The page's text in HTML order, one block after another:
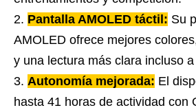
Pantalla AMOLED táctil: Su
AMOLED ofrece mejores
y una lectura más clara incluso
Autonomía mejorada: El
hasta 41 horas de actividad con